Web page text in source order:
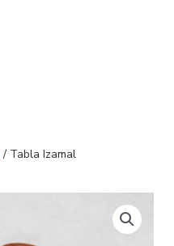
/ Tabla Izamal